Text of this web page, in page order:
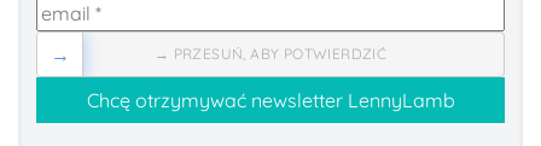
→ PRZESUŃ, ABY POTWIERDZIĆ
→